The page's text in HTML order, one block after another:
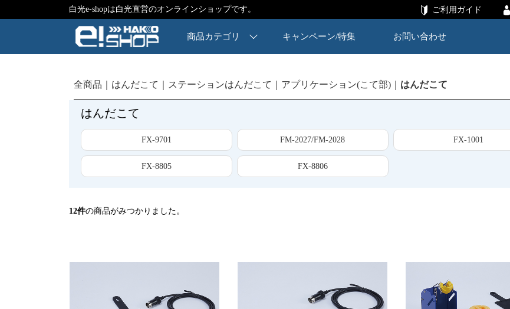
白光e-shopは白光直営のオンラインショップです。 ご利用ガイド
商品カテゴリ キャンペーン/特集 お問い合わせ
全商品 はんだこて ステーションはんだこて アプリケーション(こて部) はんだこて
はんだこて
FX-9701 FM-2027/FM-2028 FX-1001
FX-8805 FX-8806
12件の商品がみつかりました。